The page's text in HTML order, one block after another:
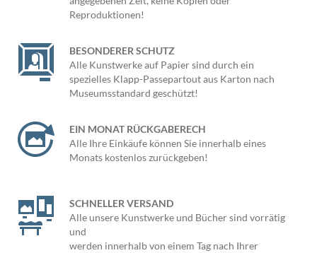
Reproduktionen!
BESONDERER SCHUTZ
Alle Kunstwerke auf Papier sind durch ein
spezielles Klapp-Passepartout aus Karton nach
Museumsstandard geschützt!
EIN MONAT RÜCKGABERECH
Alle Ihre Einkäufe können Sie innerhalb eines
Monats kostenlos zurückgeben!
SCHNELLER VERSAND
Alle unsere Kunstwerke und Bücher sind vorrätig
und
werden innerhalb von einem Tag nach Ihrer